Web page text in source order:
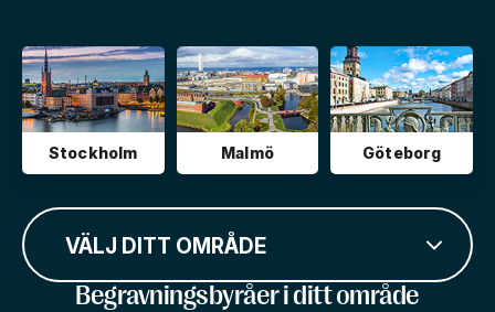
Stockholm Malmö Göteborg
VÄLJ DITT OMRÅDE
Begravningsbyråer i ditt område